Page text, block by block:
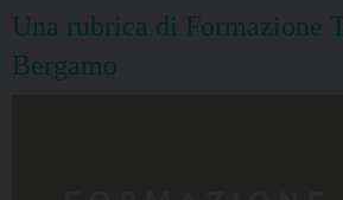
Una rubrica di Formazione
Bergamo